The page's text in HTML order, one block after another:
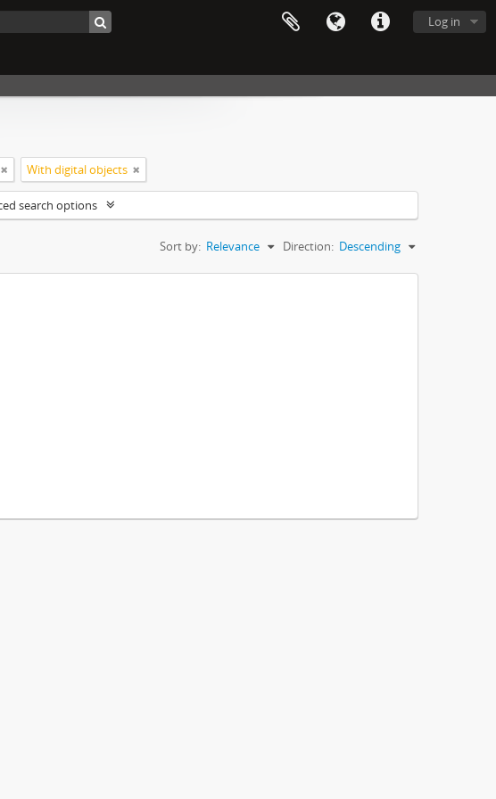
Log in
With digital objects
search options
Sort by: Relevance Direction: Descending